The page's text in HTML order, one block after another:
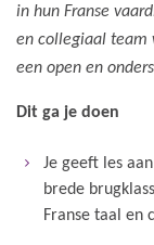
in hun Franse
en collegiaal team
een open en
Dit ga je doen
Je geeft les
brede
Franse taal en